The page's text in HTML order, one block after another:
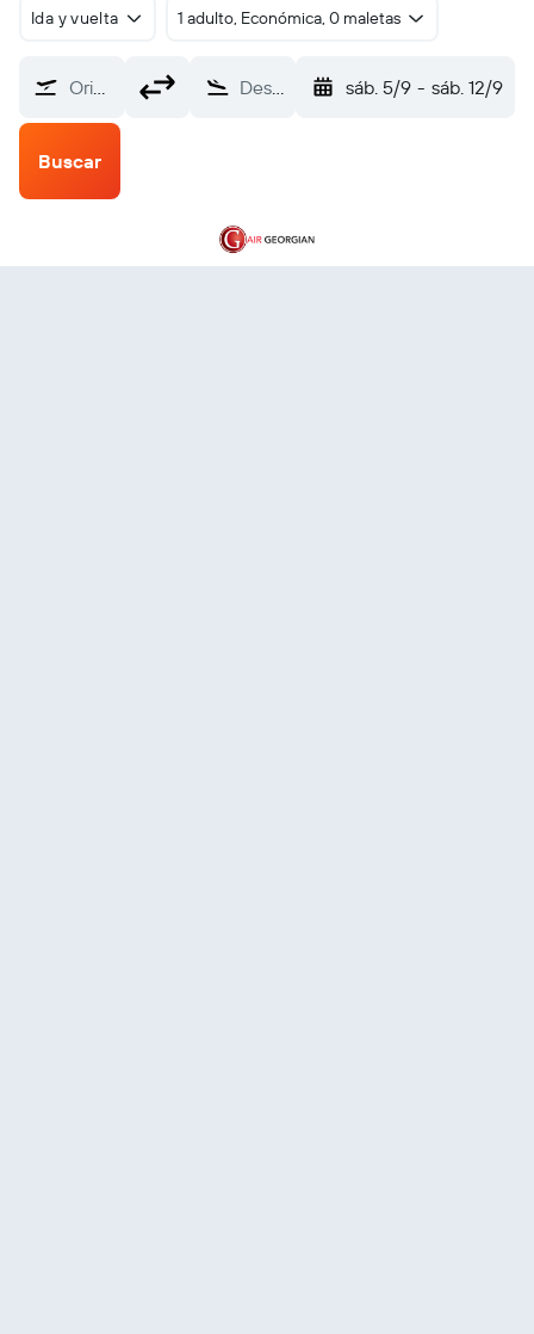
Ida y vuelta 1 adulto, Económica, 0 maletas
Origen Destino sáb. 5/9 - sáb. 12/9
Buscar